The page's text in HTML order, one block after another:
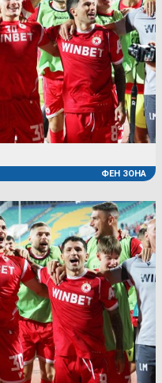
ФЕН ЗОНА